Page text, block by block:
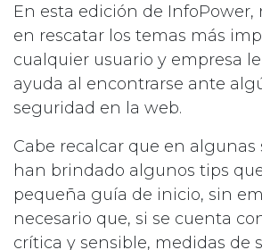
En esta edición de InfoPower,
en rescatar los temas más
cualquier usuario y empresa
ayuda al encontrarse ante
seguridad en la web.
Cabe recalcar que en algunas
han brindado algunos tips
pequeña guía de inicio, sin
necesario que, si se cuenta
crítica y sensible, medidas de